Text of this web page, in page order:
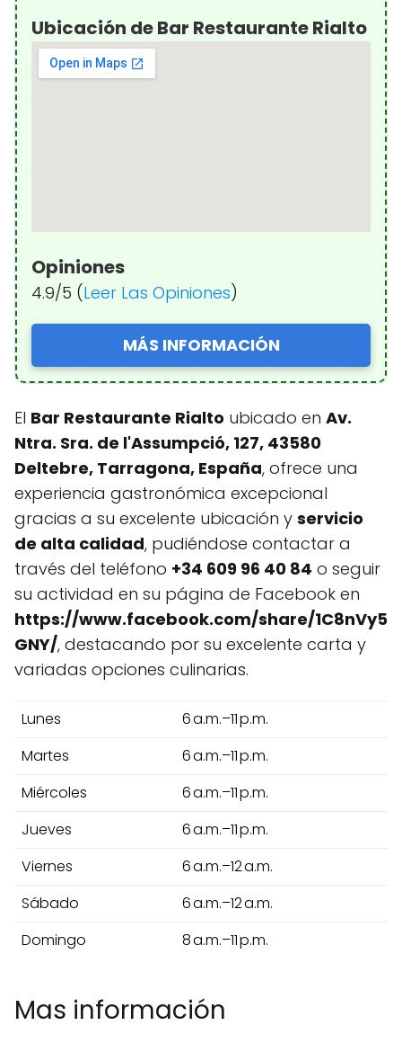
Ubicación de Bar Restaurante Rialto
Opiniones
4.9/5 (Leer Las Opiniones)
MÁS INFORMACIÓN
El Bar Restaurante Rialto ubicado en Av.
Ntra. Sra. de l'Assumpció, 127, 43580
Deltebre, Tarragona, España, ofrece una
experiencia gastronómica excepcional
gracias a su excelente ubicación y servicio
de alta calidad, pudiéndose contactar a
través del teléfono +34 609 96 40 84 o seguir
su actividad en su página de Facebook en
https://www.facebook.com/share/1C8nVy5
GNY/, destacando por su excelente carta y
variadas opciones culinarias.
Lunes
6 a.m.–11 p.m.
Martes
6 a.m.–11 p.m.
Miércoles
6 a.m.–11 p.m.
Jueves
6 a.m.–11 p.m.
Viernes
6 a.m.–12 a.m.
Sábado
6 a.m.–12 a.m.
Domingo
8 a.m.–11 p.m.
Mas información